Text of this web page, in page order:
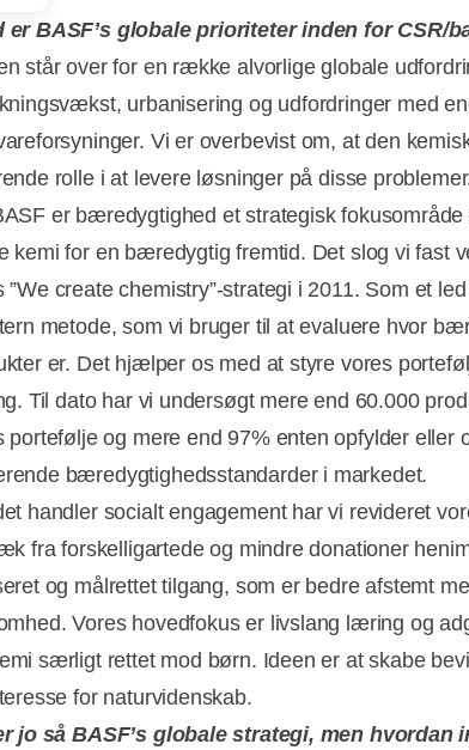
er BASF’s globale prioriteter inden for CSR/
står over for en række alvorlige globale
urbanisering og udfordringer med
Vi er overbevist om, at den
rolle i at levere løsninger på disse
er bæredygtighed et strategisk
kemi for en bæredygtig fremtid. Det slog vi fast
”We create chemistry”-strategi i 2011. Som et
metode, som vi bruger til at evaluere hvor
er. Det hjælper os med at styre vores
Til dato har vi undersøgt mere end 60.000
portefølje og mere end 97% enten opfylder eller
bæredygtighedsstandarder i markedet.
handler socialt engagement har vi revideret
fra forskelligartede og mindre donationer
og målrettet tilgang, som er bedre afstemt
Vores hovedfokus er livslang læring og
særligt rettet mod børn. Ideen er at skabe
for naturvidenskab.
jo så BASF’s globale strategi, men hvordan